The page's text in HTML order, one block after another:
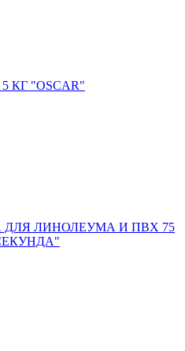
КГ "OSCAR"
ЛИНОЛЕУМА И ПВХ 75